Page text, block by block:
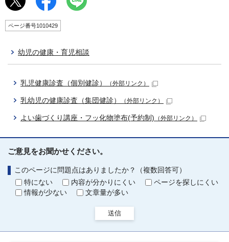
ページ番号1010429
幼児の健康・育児相談
乳児健康診査（個別健診） （外部リンク）
乳幼児の健康診査（集団健診） （外部リンク）
よい歯づくり講座・フッ化物塗布(予約制) （外部リンク）
ご意見をお聞かせください。
このページに問題点はありましたか？（複数回答可）
特にない
内容が分かりにくい
ページを探しにくい
情報が少ない
文章量が多い
送信